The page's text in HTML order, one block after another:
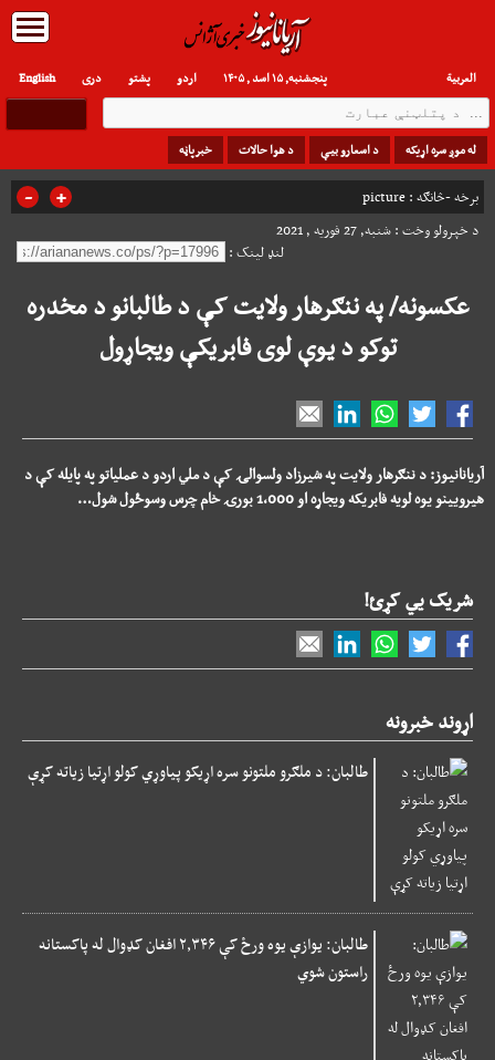
English دری پشتو العربیة اردو پنجشنبه, ۱۵ اسد , ۱۴۰۵
له موږ سره اړیکه د اسعارو بیې د هوا حالات خبرپاڼه
برخه -څانګه : picture
- +
د خپرولو وخت : شنبه, 27 فوریه , 2021
لنډ لینک :
عکسونه/ په ننګرهار ولایت کې د طالبانو د مخدره
توکو د یوې لوی فابریکې ویجاړول
آریانانیوز: د ننګرهار ولایت په شیرزاد ولسوالۍ کې د ملي اردو د عملیاتو په پایله کې د
هیرویینو یوه لویه فابریکه ویجاړه او 1،000 بورۍ خام چرس وسوځول شول…
شریک یي کړئ!
اړوند خبرونه
طالبان: د ملګرو ملتونو سره اړیکو پیاوړي کولو اړتیا زیاته کړې
طالبان: یوازې یوه ورځ کې ۲,۳۴۶ افغان کډوال له پاکستانه
راستون شوي